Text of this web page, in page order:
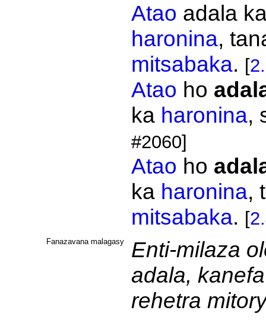
Atao adala
haronina,
mitsabaka. [
Atao ho
ka haronina,
#2060]
Atao ho
ka haronina,
mitsabaka. [
Fanazavana malagasy
Enti-milaza
adala,
rehetra